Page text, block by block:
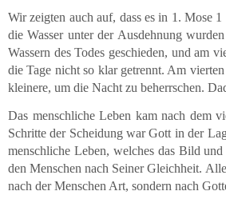
Wir zeigten auch auf, dass es in 1. Mose
die Wasser unter der Ausdehnung
Wassern des Todes geschieden, und am
die Tage nicht so klar getrennt. Am
kleinere, um die Nacht zu beherrschen.
Das menschliche Leben kam nach dem
Schritte der Scheidung war Gott in der
menschliche Leben, welches das Bild
den Menschen nach Seiner Gleichheit.
nach der Menschen Art, sondern nach